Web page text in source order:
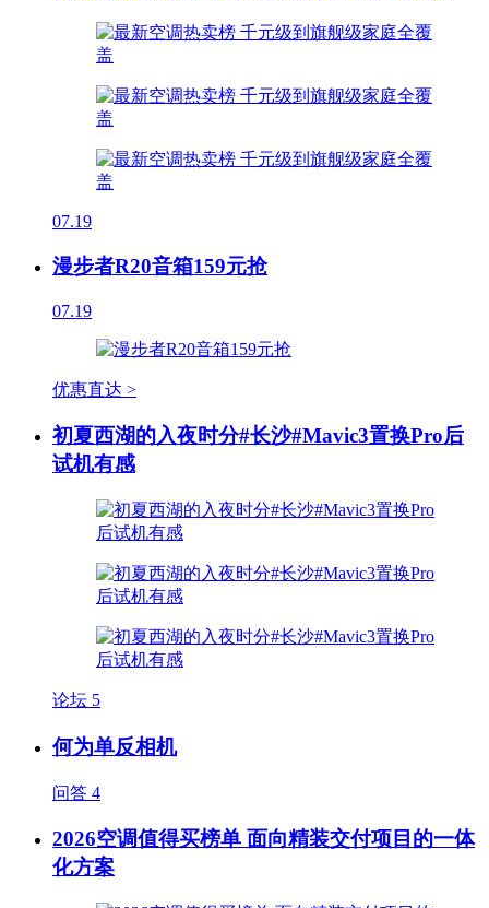
07.19
漫步者R20音箱159元抢
07.19
优惠直达 >
初夏西湖的入夜时分#长沙#Mavic3置换Pro后
试机有感
论坛 5
何为单反相机
问答 4
2026空调值得买榜单 面向精装交付项目的一体
化方案